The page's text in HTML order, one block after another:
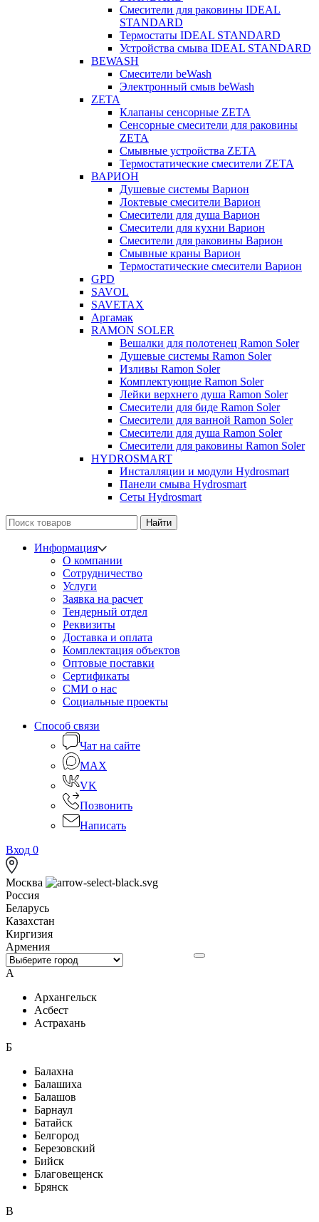
Смесители для раковины IDEAL
STANDARD
Термостаты IDEAL STANDARD
Устройства смыва IDEAL STANDARD
BEWASH
Смесители beWash
Электронный смыв beWash
ZETA
Клапаны сенсорные ZETA
Сенсорные смесители для раковины
ZETA
Смывные устройства ZETA
Термостатические смесители ZETA
ВАРИОН
Душевые системы Варион
Локтевые смесители Варион
Смесители для душа Варион
Смесители для кухни Варион
Смесители для раковины Варион
Смывные краны Варион
Термостатические смесители Варион
GPD
SAVOL
SAVETAX
Аргамак
RAMON SOLER
Вешалки для полотенец Ramon Soler
Душевые системы Ramon Soler
Изливы Ramon Soler
Комплектующие Ramon Soler
Лейки верхнего душа Ramon Soler
Смесители для биде Ramon Soler
Смесители для ванной Ramon Soler
Смесители для душа Ramon Soler
Смесители для раковины Ramon Soler
HYDROSMART
Инсталляции и модули Hydrosmart
Панели смыва Hydrosmart
Сеты Hydrosmart
Найти
Информация
О компании
Сотрудничество
Услуги
Заявка на расчет
Тендерный отдел
Реквизиты
Доставка и оплата
Комплектация объектов
Оптовые поставки
Сертификаты
СМИ о нас
Социальные проекты
Способ связи
Чат на сайте
MAX
VK
Позвонить
Написать
Вход 0
Москва
Россия
Беларусь
Казахстан
Киргизия
Армения
А
Архангельск
Асбест
Астрахань
Б
Балахна
Балашиха
Балашов
Барнаул
Батайск
Белгород
Березовский
Бийск
Благовещенск
Брянск
В